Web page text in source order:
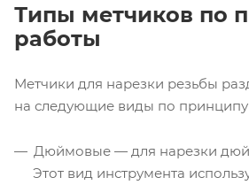
Типы метчиков по
работы
Метчики для нарезки резьбы
на следующие виды по
Дюймовые — для нарезки
Этот вид инструмента